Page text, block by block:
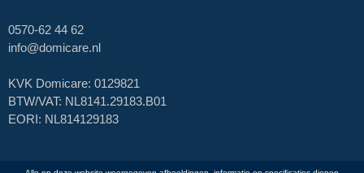
0570-62 44 62
info@domicare.nl
KVK Domicare: 0129821
BTW/VAT: NL8141.29183.B01
EORI: NL814129183